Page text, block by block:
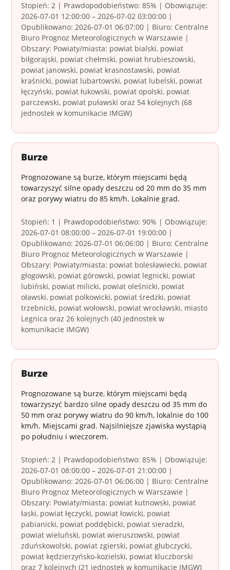
Stopień: 2 | Prawdopodobieństwo: 85% | Obowiązuje:
2026-07-01 12:00:00 – 2026-07-02 03:00:00 |
Opublikowano: 2026-07-01 06:07:00 | Biuro: Centralne
Biuro Prognoz Meteorologicznych w Warszawie |
Obszary: Powiaty/miasta: powiat bialski, powiat
biłgorajski, powiat chełmski, powiat hrubieszowski,
powiat janowski, powiat krasnostawski, powiat
kraśnicki, powiat lubartowski, powiat lubelski, powiat
łęczyński, powiat łukowski, powiat opolski, powiat
parczewski, powiat puławski oraz 54 kolejnych (68
jednostek w komunikacie IMGW)
Burze
Prognozowane są burze, którym miejscami będą
towarzyszyć silne opady deszczu od 20 mm do 35 mm
oraz porywy wiatru do 85 km/h. Lokalnie grad.
Stopień: 1 | Prawdopodobieństwo: 90% | Obowiązuje:
2026-07-01 08:00:00 – 2026-07-01 19:00:00 |
Opublikowano: 2026-07-01 06:06:00 | Biuro: Centralne
Biuro Prognoz Meteorologicznych w Warszawie |
Obszary: Powiaty/miasta: powiat bolesławiecki, powiat
głogowski, powiat górowski, powiat legnicki, powiat
lubiński, powiat milicki, powiat oleśnicki, powiat
oławski, powiat polkowicki, powiat średzki, powiat
trzebnicki, powiat wołowski, powiat wrocławski, miasto
Legnica oraz 26 kolejnych (40 jednostek w
komunikacie IMGW)
Burze
Prognozowane są burze, którym miejscami będą
towarzyszyć bardzo silne opady deszczu od 35 mm do
50 mm oraz porywy wiatru do 90 km/h, lokalnie do 100
km/h. Miejscami grad. Najsilniejsze zjawiska wystąpią
po południu i wieczorem.
Stopień: 2 | Prawdopodobieństwo: 85% | Obowiązuje:
2026-07-01 08:00:00 – 2026-07-01 21:00:00 |
Opublikowano: 2026-07-01 06:06:00 | Biuro: Centralne
Biuro Prognoz Meteorologicznych w Warszawie |
Obszary: Powiaty/miasta: powiat kutnowski, powiat
łaski, powiat łęczycki, powiat łowicki, powiat
pabianicki, powiat poddębicki, powiat sieradzki,
powiat wieluński, powiat wieruszowski, powiat
zduńskowolski, powiat zgierski, powiat głubczycki,
powiat kędzierzyńsko-kozielski, powiat kluczborski
oraz 7 kolejnych (21 jednostek w komunikacie IMGW)